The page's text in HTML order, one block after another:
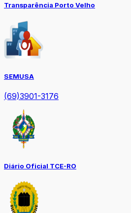
Transparência Porto Velho
SEMUSA
(69)3901-3176
Diário Oficial TCE-RO